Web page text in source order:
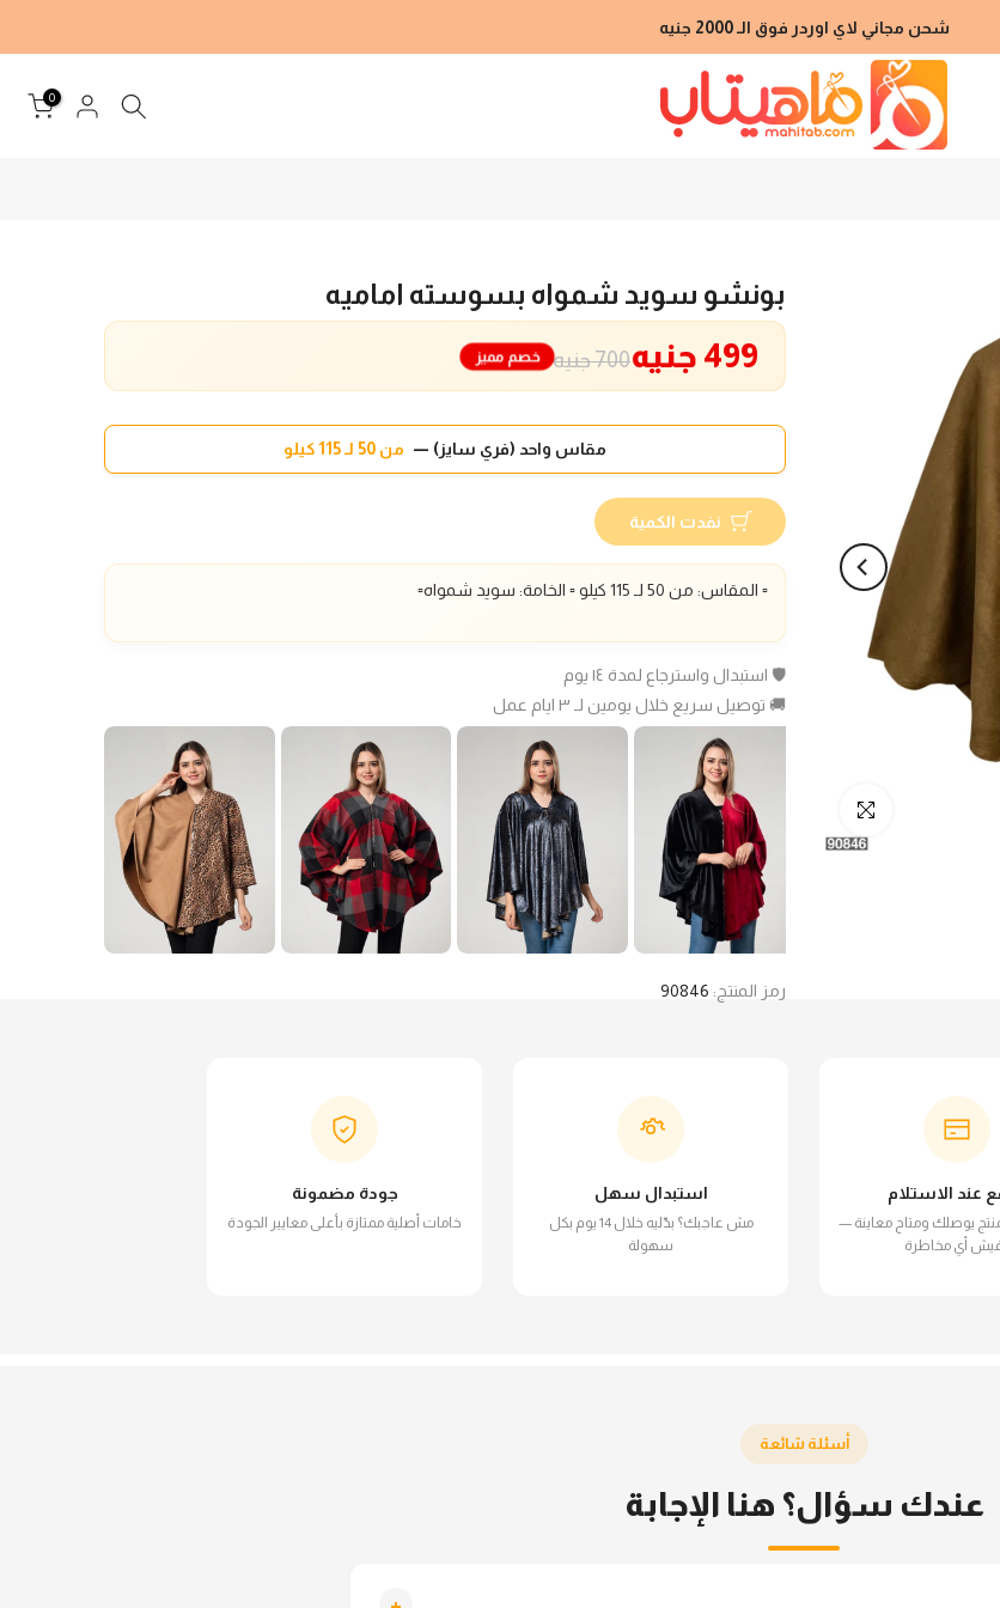
شحن مجاني لاي اوردر فوق الـ 2000 جنيه
0
انقر للتكبير
بونشو سويد شمواه بسوسته اماميه
700 جنيه 499 جنيه خصم مميز
مقاس واحد (فري سايز) — من 50 لـ 115 كيلو
نفدت الكمية
▫️ المقاس: من 50 لـ 115 كيلو ▫️ الخامة: سويد شمواه▫️
🛡️ استبدال واسترجاع لمدة ١٤ يوم
🚚 توصيل سريع خلال يومين لـ ٣ ايام عمل
رمز المنتج: 90846
عند الاستلام
يوصلك ومتاح معاينة —
أي مخاطرة
استبدال سهل
مش عاجبك؟ بدّليه خلال 14 يوم بكل
سهولة
جودة مضمونة
خامات أصلية ممتازة بأعلى معايير الجودة
أسئلة شائعة
عندك سؤال؟ هنا الإجابة